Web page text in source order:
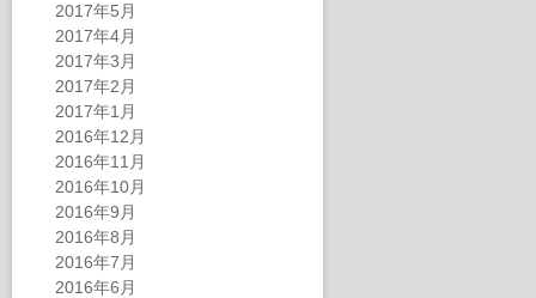
2017年5月
2017年4月
2017年3月
2017年2月
2017年1月
2016年12月
2016年11月
2016年10月
2016年9月
2016年8月
2016年7月
2016年6月